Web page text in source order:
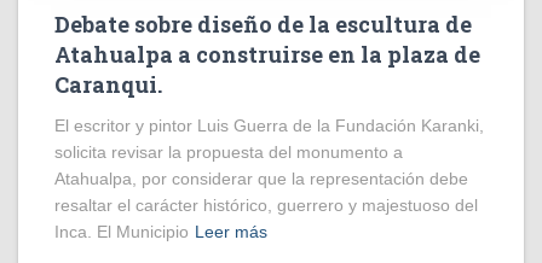
Debate sobre diseño de la escultura de
Atahualpa a construirse en la plaza de
Caranqui.
El escritor y pintor Luis Guerra de la Fundación Karanki,
solicita revisar la propuesta del monumento a
Atahualpa, por considerar que la representación debe
resaltar el carácter histórico, guerrero y majestuoso del
Inca. El Municipio Leer más